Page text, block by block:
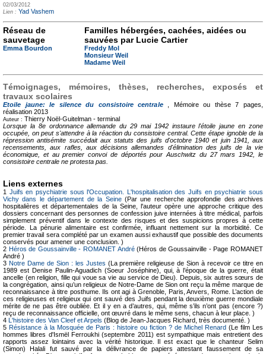
02/03/2012
Lien : Yad Vashem
Réseau de
sauvetage
Emma Bourdon
Familles hébergées, cachées, aidées ou
sauvées par Lucie Cartier
Freddy Mol
Monsieur Weil
Madame Weil
Témoignages, mémoires, thèses, recherches, exposés et
travaux scolaires
Etoile jaune: le silence du consistoire centrale, Mémoire ou thèse
7 pages,
réalisation 2013
Auteur : Thierry Noël-Guitelman - terminal
Lorsque la 8e ordonnance allemande du 29 mai 1942 instaure l'étoile jaune en zone
occupée, on peut s'attendre à la réaction du consistoire central. Cette étape ignoble de la
répression antisémite succédait aux statuts des juifs d'octobre 1940 et juin 1941, aux
recensements, aux rafles, aux décisions allemandes d'élimination des juifs de la vie
économique, et au premier convoi de déportés pour Auschwitz du 27 mars 1942, le
consistoire centrale ne protesta pas.
Liens externes
1 Juifs en psychiatrie sous l'Occupation. L'hospitalisation des Juifs en psychiatrie sous
Vichy dans le département de la Seine (Par une recherche approfondie des archives
hospitalières et départementales de la Seine, l'auteur opère une approche critique des
dossiers concernant des personnes de confession juive internées à titre médical, parfois
simplement préventif dans le contexte des risques et des suspicions propres à cette
période. La pénurie alimentaire est confirmée, influant nettement sur la morbidité. Ce
premier travail sera complété par un examen aussi exhaustif que possible des documents
conservés pour amener une conclusion. )
2 Héros de Goussainville - ROMANET André(Héros de Goussainville - Page ROMANET
André )
3 Notre Dame de Sion : les Justes (La première religieuse de Sion à recevoir ce titre en
1989 est Denise Paulin-Aguadich (Soeur Joséphine), qui, à l’époque de la guerre, était
ancelle (en religion, fille qui voue sa vie au service de Dieu). Depuis, six autres sœurs de
la congrégation, ainsi qu’un religieux de Notre-Dame de Sion ont reçu la même marque de
reconnaissance à titre posthume. Ils ont agi à Grenoble, Paris, Anvers, Rome. L’action de
ces religieuses et religieux qui ont sauvé des Juifs pendant la deuxième guerre mondiale
mérite de ne pas être oubliée. Et il y en a d’autres, qui, même s’ils n’ont pas (encore ?)
reçu de reconnaissance officielle, ont œuvré dans le même sens, chacun à leur place. )
4 L'histoire des Van Cleef et Arpels (Blog de Jean-Jacques Richard, très documenté. )
5 Résistance à la Mosquée de Paris : histoire ou fiction ? de Michel Renard (Le film Les
hommes libres d'Ismël Ferroukhi (septembre 2011) est sympathique mais entretient des
rapports assez lointains avec la vérité historique. Il est exact que le chanteur Selim
(Simon) Halali fut sauvé par la délivrance de papiers attestant faussement de sa